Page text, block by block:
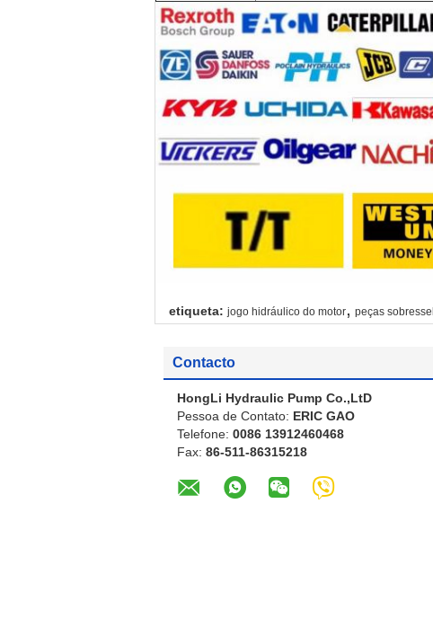
etiqueta: jogo hidráulico do motor, peças
Contacto
HongLi Hydraulic Pump Co.,LtD
Pessoa de Contato: ERIC GAO
Telefone: 0086 13912460468
Fax: 86-511-86315218